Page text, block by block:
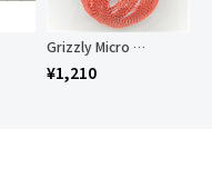
Grizzly Micro Legs
¥1,210